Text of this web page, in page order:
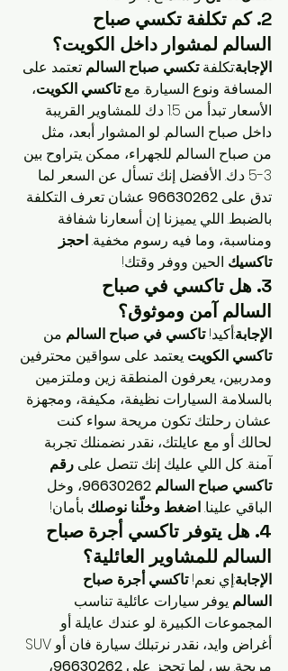
2. كم تكلفة
تكسي صباح
السالم لمشوار داخل الكويت؟
الإجابة:تكلفة تكسي صباح السالم تعتمد على
المسافة ونوع السيارة. مع تاكسي الكويت،
الأسعار تبدأ من 1.5 د.ك للمشاوير القريبة
داخل صباح السالم. لو المشوار أبعد، مثل
من صباح السالم للجهراء، ممكن يتراوح بين
3-5 د.ك. الأفضل إنك تسأل عن السعر لما
تدق على 96630262 عشان تعرف التكلفة
بالضبط. اللي يميزنا إن أسعارنا شفافة
ومناسبة، وما فيه رسوم مخفية. احجز
تاكسيك الحين ووفر وقتك!
3. هل
تاكسي في صباح
السالم آمن وموثوق؟
الإجابة:أكيد! تاكسي في صباح السالم من
تاكسي الكويت يعتمد على سواقين محترفين
ومدربين، يعرفون المنطقة زين وملتزمين
بالسلامة. السيارات نظيفة، مكيفة، ومجهزة
عشان رحلتك تكون مريحة. سواء كنت
لحالك أو مع عايلتك، نقدر نضمنلك تجربة
آمنة. كل اللي عليك إنك تتصل على رقم
تاكسي صباح السالم 96630262
، وخل
الباقي علينا. اضغط وخلّنا نوصلك بأمان!
4. هل يتوفر
تاكسي أجرة صباح
السالم للمشاوير العائلية؟
الإجابة:إي نعم! تاكسي أجرة صباح
السالم يوفر سيارات عائلية تناسب
المجموعات الكبيرة. لو عندك عايلة أو
مريحة. بس لما تحجز على 96630262،